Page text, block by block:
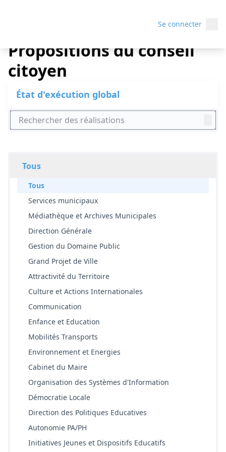
Se connecter
Propositions du conseil
citoyen
État d'exécution global
Rechercher des réalisations
Scope
Tous
Scope
Tous
Scope
Services municipaux
ScopeMédiathèque et Archives Municipales
ScopeDirection Générale
ScopeGestion du Domaine Public
ScopeGrand Projet de Ville
Scope
Attractivité du Territoire
ScopeCulture et Actions Internationales
Scope
Communication
Scope
Enfance et Education
ScopeMobilités Transports
Scope
Environnement et Energies
Scope
Cabinet du Maire
ScopeOrganisation des Systèmes d'Information
ScopeDémocratie Locale
ScopeDirection des Politiques Educatives
ScopeAutonomie PA/PH
Scope
Initiatives Jeunes et Dispositifs Educatifs